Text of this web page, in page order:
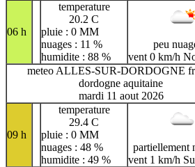
06 h
temperature
20.2 C
pluie : 0 MM
nuages : 11 %
humidite : 88 %
peu
vent 0 km/h
meteo ALLES-SUR-DORDOGNE
dordogne aquitaine
mardi 11 aout 2026
09 h
temperature
29.4 C
pluie : 0 MM
nuages : 48 %
humidite : 49 %
partiellement
vent 1 km/h